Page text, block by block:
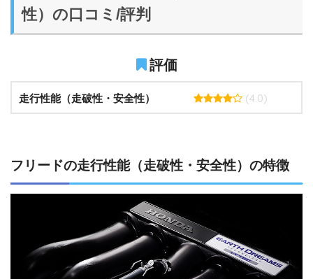
性）の口コミ/評判
評価
走行性能（走破性・安全性） (4.0)
フリードの走行性能（走破性・安全性）の特徴